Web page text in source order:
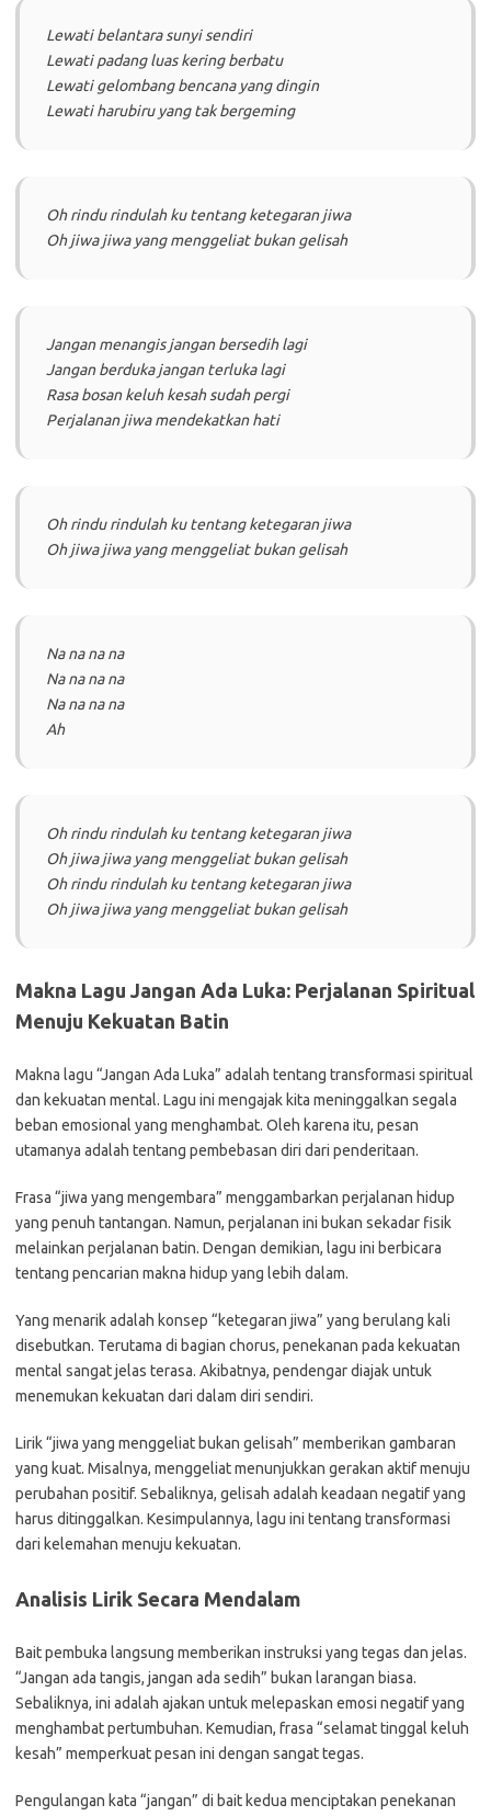
Lewati belantara sunyi sendiri
Lewati padang luas kering berbatu
Lewati gelombang bencana yang dingin
Lewati harubiru yang tak bergeming
Oh rindu rindulah ku tentang ketegaran jiwa
Oh jiwa jiwa yang menggeliat bukan gelisah
Jangan menangis jangan bersedih lagi
Jangan berduka jangan terluka lagi
Rasa bosan keluh kesah sudah pergi
Perjalanan jiwa mendekatkan hati
Oh rindu rindulah ku tentang ketegaran jiwa
Oh jiwa jiwa yang menggeliat bukan gelisah
Na na na na
Na na na na
Na na na na
Ah
Oh rindu rindulah ku tentang ketegaran jiwa
Oh jiwa jiwa yang menggeliat bukan gelisah
Oh rindu rindulah ku tentang ketegaran jiwa
Oh jiwa jiwa yang menggeliat bukan gelisah
Makna Lagu Jangan Ada Luka: Perjalanan Spiritual
Menuju Kekuatan Batin
Makna lagu “Jangan Ada Luka” adalah tentang transformasi spiritual
dan kekuatan mental. Lagu ini mengajak kita meninggalkan segala
beban emosional yang menghambat. Oleh karena itu, pesan
utamanya adalah tentang pembebasan diri dari penderitaan.
Frasa “jiwa yang mengembara” menggambarkan perjalanan hidup
yang penuh tantangan. Namun, perjalanan ini bukan sekadar fisik
melainkan perjalanan batin. Dengan demikian, lagu ini berbicara
tentang pencarian makna hidup yang lebih dalam.
Yang menarik adalah konsep “ketegaran jiwa” yang berulang kali
disebutkan. Terutama di bagian chorus, penekanan pada kekuatan
mental sangat jelas terasa. Akibatnya, pendengar diajak untuk
menemukan kekuatan dari dalam diri sendiri.
Lirik “jiwa yang menggeliat bukan gelisah” memberikan gambaran
yang kuat. Misalnya, menggeliat menunjukkan gerakan aktif menuju
perubahan positif. Sebaliknya, gelisah adalah keadaan negatif yang
harus ditinggalkan. Kesimpulannya, lagu ini tentang transformasi
dari kelemahan menuju kekuatan.
Analisis Lirik Secara Mendalam
Bait pembuka langsung memberikan instruksi yang tegas dan jelas.
“Jangan ada tangis, jangan ada sedih” bukan larangan biasa.
Sebaliknya, ini adalah ajakan untuk melepaskan emosi negatif yang
menghambat pertumbuhan. Kemudian, frasa “selamat tinggal keluh
kesah” memperkuat pesan ini dengan sangat tegas.
Pengulangan kata “jangan” di bait kedua menciptakan penekanan